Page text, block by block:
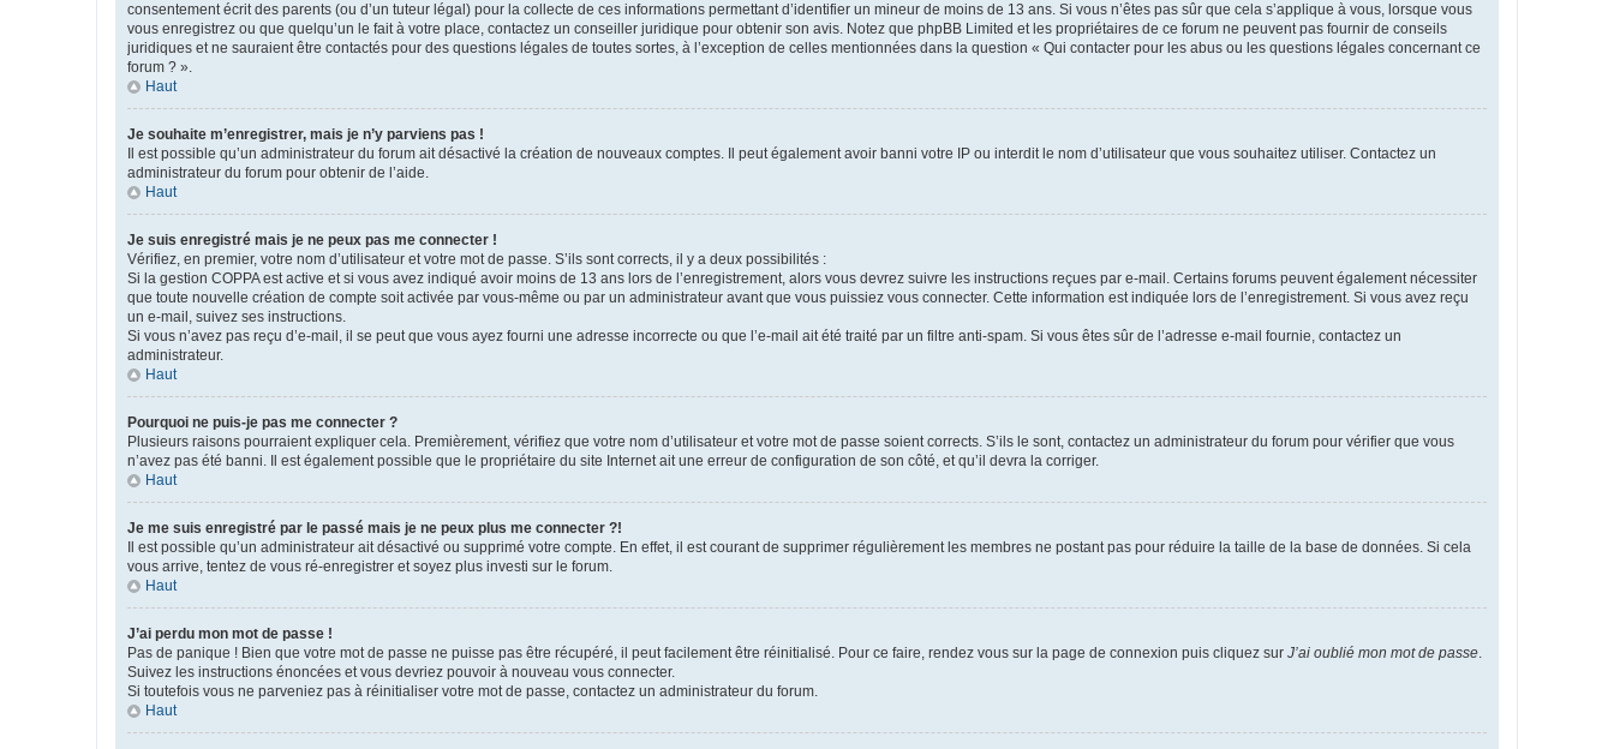
consentement écrit des parents (ou d’un tuteur légal) pour la collecte de ces informations permettant d’identifier un mineur de moins de 13 ans. Si vous n’êtes pas sûr que cela s’applique à vous, lorsque vous
vous enregistrez ou que quelqu’un le fait à votre place, contactez un conseiller juridique pour obtenir son avis. Notez que phpBB Limited et les propriétaires de ce forum ne peuvent pas fournir de conseils
juridiques et ne sauraient être contactés pour des questions légales de toutes sortes, à l’exception de celles mentionnées dans la question « Qui contacter pour les abus ou les questions légales concernant ce
forum ? ».
Haut
Je souhaite m’enregistrer, mais je n’y parviens pas !
Il est possible qu’un administrateur du forum ait désactivé la création de nouveaux comptes. Il peut également avoir banni votre IP ou interdit le nom d’utilisateur que vous souhaitez utiliser. Contactez un
administrateur du forum pour obtenir de l’aide.
Haut
Je suis enregistré mais je ne peux pas me connecter !
Vérifiez, en premier, votre nom d’utilisateur et votre mot de passe. S’ils sont corrects, il y a deux possibilités :
Si la gestion COPPA est active et si vous avez indiqué avoir moins de 13 ans lors de l’enregistrement, alors vous devrez suivre les instructions reçues par e-mail. Certains forums peuvent également nécessiter
que toute nouvelle création de compte soit activée par vous-même ou par un administrateur avant que vous puissiez vous connecter. Cette information est indiquée lors de l’enregistrement. Si vous avez reçu
un e-mail, suivez ses instructions.
Si vous n’avez pas reçu d’e-mail, il se peut que vous ayez fourni une adresse incorrecte ou que l’e-mail ait été traité par un filtre anti-spam. Si vous êtes sûr de l’adresse e-mail fournie, contactez un
administrateur.
Haut
Pourquoi ne puis-je pas me connecter ?
Plusieurs raisons pourraient expliquer cela. Premièrement, vérifiez que votre nom d’utilisateur et votre mot de passe soient corrects. S’ils le sont, contactez un administrateur du forum pour vérifier que vous
n’avez pas été banni. Il est également possible que le propriétaire du site Internet ait une erreur de configuration de son côté, et qu’il devra la corriger.
Haut
Je me suis enregistré par le passé mais je ne peux plus me connecter ?!
Il est possible qu’un administrateur ait désactivé ou supprimé votre compte. En effet, il est courant de supprimer régulièrement les membres ne postant pas pour réduire la taille de la base de données. Si cela
vous arrive, tentez de vous ré-enregistrer et soyez plus investi sur le forum.
Haut
J’ai perdu mon mot de passe !
Pas de panique ! Bien que votre mot de passe ne puisse pas être récupéré, il peut facilement être réinitialisé. Pour ce faire, rendez vous sur la page de connexion puis cliquez sur J’ai oublié mon mot de passe.
Suivez les instructions énoncées et vous devriez pouvoir à nouveau vous connecter.
Si toutefois vous ne parveniez pas à réinitialiser votre mot de passe, contactez un administrateur du forum.
Haut